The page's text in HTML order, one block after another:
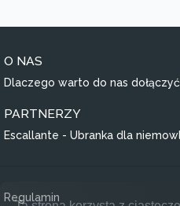
O NAS
Dlaczego warto do nas
PARTNERZY
Escallante - Ubranka dla
Regulamin